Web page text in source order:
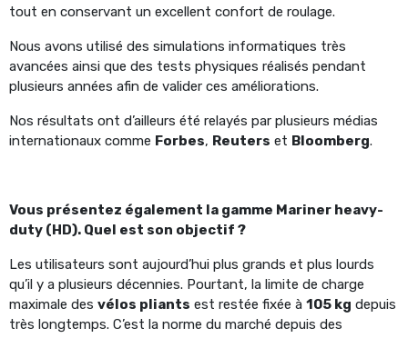
tout en conservant un excellent confort de roulage.
Nous avons utilisé des simulations informatiques très
avancées ainsi que des tests physiques réalisés pendant
plusieurs années afin de valider ces améliorations.
Nos résultats ont d’ailleurs été relayés par plusieurs médias
internationaux comme Forbes, Reuters et Bloomberg.
Vous présentez également la gamme Mariner heavy-
duty (HD). Quel est son objectif ?
Les utilisateurs sont aujourd’hui plus grands et plus lourds
qu’il y a plusieurs décennies. Pourtant, la limite de charge
maximale des vélos pliants est restée fixée à 105 kg depuis
très longtemps. C’est la norme du marché depuis des